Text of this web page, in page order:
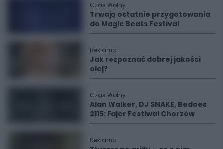
Czas Wolny
Trwają ostatnie przygotowania
do Magic Beats Festival
Reklama
Jak rozpoznać dobrej jakości
olej?
Czas Wolny
Alan Walker, DJ SNAKE, Bedoes
2115: Fajer Festiwal Chorzów
Reklama